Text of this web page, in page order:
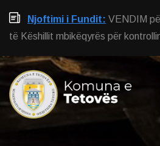
Njoftimi i Fundit: VENDIM
të Këshillit mbikëqyrës për